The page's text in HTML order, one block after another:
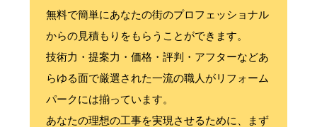
無料で簡単にあなたの街のプロフェッショナル
からの見積もりをもらうことができます。
技術力・提案力・価格・評判・アフターなどあ
らゆる面で厳選された一流の職人がリフォーム
パークには揃っています。
あなたの理想の工事を実現させるために、まず